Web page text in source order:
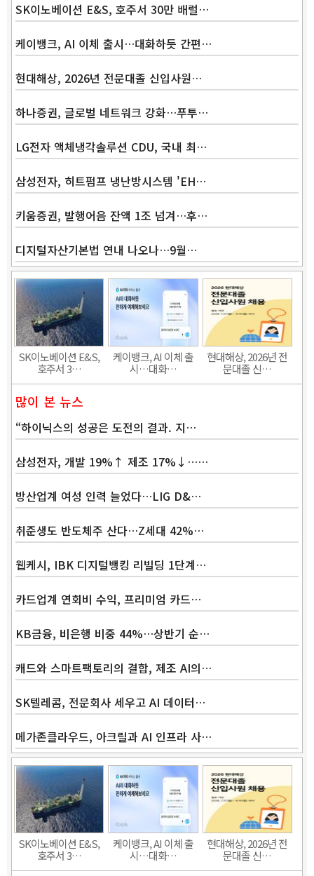
SK이노베이션 E&S, 호주서 30만 배럴…
케이뱅크, AI 이체 출시…대화하듯 간편…
현대해상, 2026년 전문대졸 신입사원…
하나증권, 글로벌 네트워크 강화…푸투…
LG전자 액체냉각솔루션 CDU, 국내 최…
삼성전자, 히트펌프 냉난방시스템 'EH…
키움증권, 발행어음 잔액 1조 넘겨…후…
디지털자산기본법 연내 나오나…9월…
SK이노베이션 E&S,
호주서 3…
케이뱅크, AI 이체 출
시…대화…
현대해상, 2026년 전
문대졸 신…
많이 본 뉴스
“하이닉스의 성공은 도전의 결과. 지…
삼성전자, 개발 19%↑ 제조 17%↓……
방산업계 여성 인력 늘었다…LIG D&…
취준생도 반도체주 산다…Z세대 42%…
웹케시, IBK 디지털뱅킹 리빌딩 1단계…
카드업계 연회비 수익, 프리미엄 카드…
KB금융, 비은행 비중 44%…상반기 순…
캐드와 스마트팩토리의 결합, 제조 AI의…
SK텔레콤, 전문회사 세우고 AI 데이터…
메가존클라우드, 아크릴과 AI 인프라 사…
SK이노베이션 E&S,
호주서 3…
케이뱅크, AI 이체 출
시…대화…
현대해상, 2026년 전
문대졸 신…